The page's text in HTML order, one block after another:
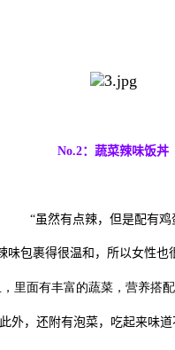
No.2：蔬菜辣味饭丼
“虽然有点辣，但是配有鸡
味包裹得很温和，所以女性也
里面有丰富的蔬菜，营养搭配
此外，还附有泡菜，吃起来味道